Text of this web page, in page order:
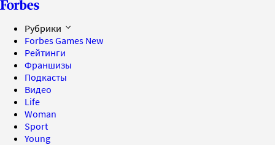
Рубрики
Forbes Games New
Рейтинги
Франшизы
Подкасты
Видео
Life
Woman
Sport
Young